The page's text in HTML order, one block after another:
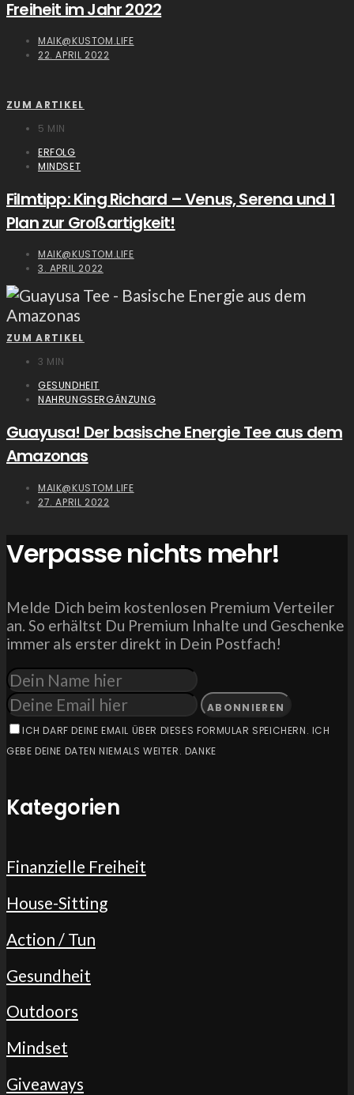
Freiheit im Jahr 2022
MAIK@KUSTOM.LIFE
22. APRIL 2022
ZUM ARTIKEL
5 MIN
ERFOLG
MINDSET
Filmtipp: King Richard – Venus, Serena und 1
Plan zur Großartigkeit!
MAIK@KUSTOM.LIFE
3. APRIL 2022
ZUM ARTIKEL
3 MIN
GESUNDHEIT
NAHRUNGSERGÄNZUNG
Guayusa! Der basische Energie Tee aus dem
Amazonas
MAIK@KUSTOM.LIFE
27. APRIL 2022
Verpasse nichts mehr!
Melde Dich beim kostenlosen Premium Verteiler
an. So erhältst Du Premium Inhalte und Geschenke
immer als erster direkt in Dein Postfach!
ABONNIEREN
ICH DARF DEINE EMAIL ÜBER DIESES FORMULAR SPEICHERN. ICH
GEBE DEINE DATEN NIEMALS WEITER. DANKE
Kategorien
Finanzielle Freiheit
House-Sitting
Action / Tun
Gesundheit
Outdoors
Mindset
Giveaways